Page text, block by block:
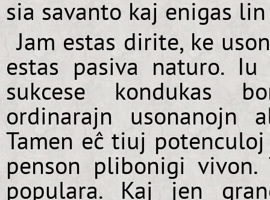
sia savanto kaj enigas
Jam estas dirite, ke
estas pasiva naturo.
sukcese kondukas
ordinarajn usonanojn
Tamen eĉ tiuj
penson plibonigi
populara. Kaj jen